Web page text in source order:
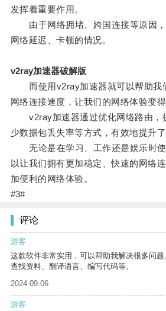
发挥着重要作用。
由于网络拥堵、跨国连接等原因，
网络延迟、卡顿的情况。
v2ray加速器破解版
而使用v2ray加速器就可以帮助我
网络连接速度，让我们的网络体验变得
v2ray加速器通过优化网络路由，
少数据包丢失率等方式，有效地提升了
无论是在学习、工作还是娱乐时使
以让我们拥有更加稳定、快速的网络
加便利的网络体验。
#3#
评论
游客
这款软件非常实用，可以帮助我解决很多问
查找资料、翻译语言、编写代码等。
2024-09-06
游客